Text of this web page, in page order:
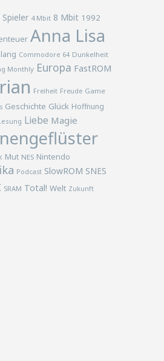
Spieler 4 Mbit 8 Mbit 1992
Anna Lisa
Commodore 64 Dunkelheit
Monthly Europa FastROM
Freiheit Freude Game
Geschichte Glück Hoffnung
Liebe Magie
Mut NES Nintendo
Podcast SlowROM SNES
SRAM Total! Welt Zukunft